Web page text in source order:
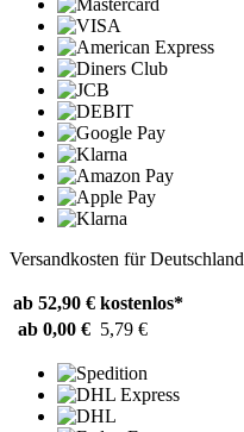
Versandkosten für Deutschland
ab 52,90 € kostenlos*
ab 0,00 € 5,79 €